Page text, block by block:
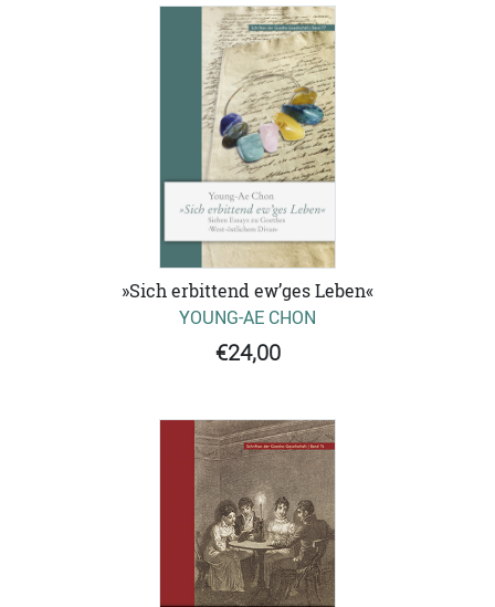
»Sich erbittend ew’ges Leben«
YOUNG-AE CHON
€24,00